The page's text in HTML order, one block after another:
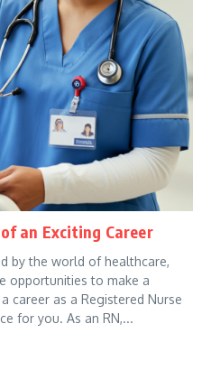
an Exciting Career
by the world of healthcare,
opportunities to make a
career as a Registered Nurse
for you. As an RN,...